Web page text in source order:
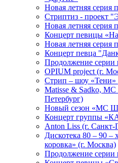
Новая летняя
Стриптиз - проект
Новая летняя
Концерт певицы
Новая летняя
Концерт певца
Продолжение
OPIUM project (г.
Стрип – шоу «Тени»
Matissе & Sadko,
Петербург)
Новый сезон «МС
Концерт группы
Anton Liss (г. Санкт-
Дискотека 80 – 90
коровка» (г. Москва)
Продолжение